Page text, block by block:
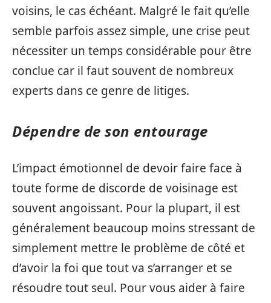
voisins, le cas échéant. Malgré le fait qu’elle
semble parfois assez simple, une crise peut
nécessiter un temps considérable pour être
conclue car il faut souvent de nombreux
experts dans ce genre de litiges.
Dépendre de son entourage
L’impact émotionnel de devoir faire face à
toute forme de discorde de voisinage est
souvent angoissant. Pour la plupart, il est
généralement beaucoup moins stressant de
simplement mettre le problème de côté et
d’avoir la foi que tout va s’arranger et se
résoudre tout seul. Pour vous aider à faire